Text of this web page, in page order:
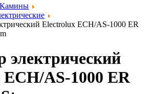
Камины
Electrolux ECH/AS-1000 ER
электрический
AS-1000 ER